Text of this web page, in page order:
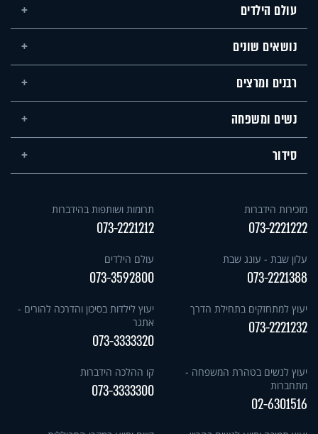
עולם הילדים
נושאים שונים
רבנים ומרצים
נשים ומשפחה
סידור
מזכירות הידברות
073-2221222
תרומות ושותפות בהידברות
073-2221212
עלון שבת - עונג שבת
073-2221388
עולם הילדים
073-3592800
יעוץ למתחזקים בתחילת הדרך
073-2221232
יעוץ לילדות בסיכון והדרכה להורים -
אתגר
073-3333320
יעוץ לנשים בטהרת המשפחה -
מתחברות
02-6301516
קו ההלכה הידברות
073-3333300